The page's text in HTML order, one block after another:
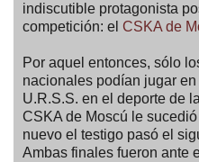
indiscutible protagonista
competición: el CSKA de
Por aquel entonces, sólo
nacionales podían jugar
U.R.S.S. en el deporte de
CSKA de Moscú le
nuevo el testigo pasó el
Ambas finales fueron ante